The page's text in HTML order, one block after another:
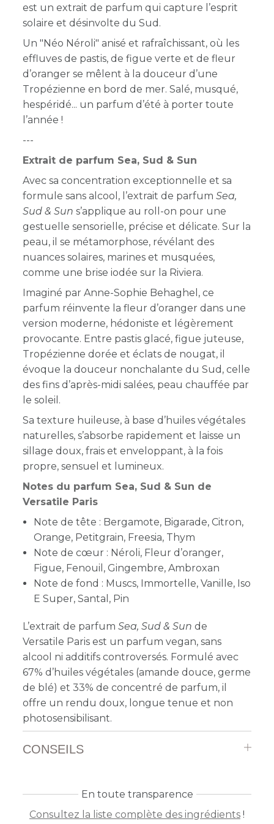
est un extrait de parfum qui capture l’esprit
solaire et désinvolte du Sud.
Un "Néo Néroli" anisé et rafraîchissant, où les
effluves de pastis, de figue verte et de fleur
d’oranger se mêlent à la douceur d’une
Tropézienne en bord de mer. Salé, musqué,
hespéridé... un parfum d’été à porter toute
l’année !
---
Extrait de parfum Sea, Sud & Sun
Avec sa concentration exceptionnelle et sa
formule sans alcool, l’extrait de parfumSea,
Sud & Sun s’applique au roll-on pour une
gestuelle sensorielle, précise et délicate. Sur la
peau, il se métamorphose, révélant des
nuances solaires, marines et musquées,
comme une brise iodée sur la Riviera.
Imaginé par Anne-Sophie Behaghel, ce
parfum réinvente la fleur d’oranger dans une
version moderne, hédoniste et légèrement
provocante. Entre pastis glacé, figue juteuse,
Tropézienne dorée et éclats de nougat, il
évoque la douceur nonchalante du Sud, celle
des fins d’après-midi salées, peau chauffée par
le soleil.
Sa texture huileuse, à base d’huiles végétales
naturelles, s’absorbe rapidement et laisse un
sillage doux, frais et enveloppant, à la fois
propre, sensuel et lumineux.
Notes du parfum Sea, Sud & Sun de
Versatile Paris
Note de tête : Bergamote, Bigarade, Citron,
Orange, Petitgrain, Freesia, Thym
Note de cœur : Néroli, Fleur d’oranger,
Figue, Fenouil, Gingembre, Ambroxan
Note de fond : Muscs, Immortelle, Vanille, Iso
E Super, Santal, Pin
L’extrait de parfumSea, Sud & Sun de
Versatile Paris est un parfum vegan, sans
alcool ni additifs controversés. Formulé avec
67% d’huiles végétales (amande douce, germe
de blé) et 33% de concentré de parfum, il
offre un rendu doux, longue tenue et non
photosensibilisant.
CONSEILS
En toute transparence
Consultez la liste complète des ingrédients !